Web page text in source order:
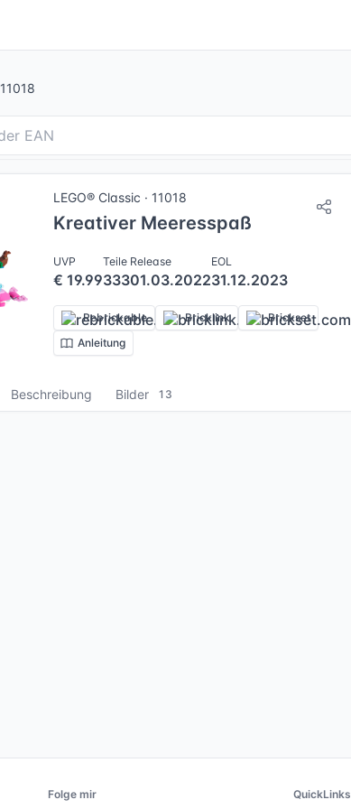
11018
LEGO® Classic · 11018
Kreativer Meeresspaß
UVP
€ 19.99
Teile
333
Release
01.03.2022
EOL
31.12.2023
Rebrickable Bricklink
Brickset
Anleitung
Beschreibung Bilder 13
Folge mir QuickLinks